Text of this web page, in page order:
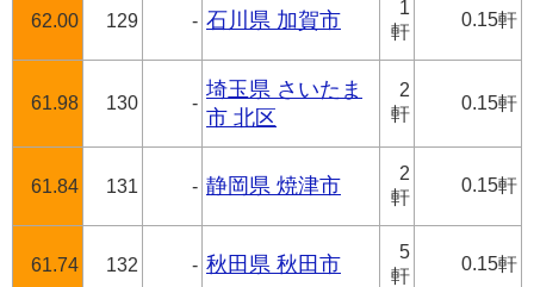
62.00 129 - 石川県 加賀市
1
軒
0.15軒
61.98 130 -
埼玉県 さいたま
市 北区
2
軒
0.15軒
61.84 131 - 静岡県 焼津市
2
軒
0.15軒
61.74 132 - 秋田県 秋田市
5
軒
0.15軒